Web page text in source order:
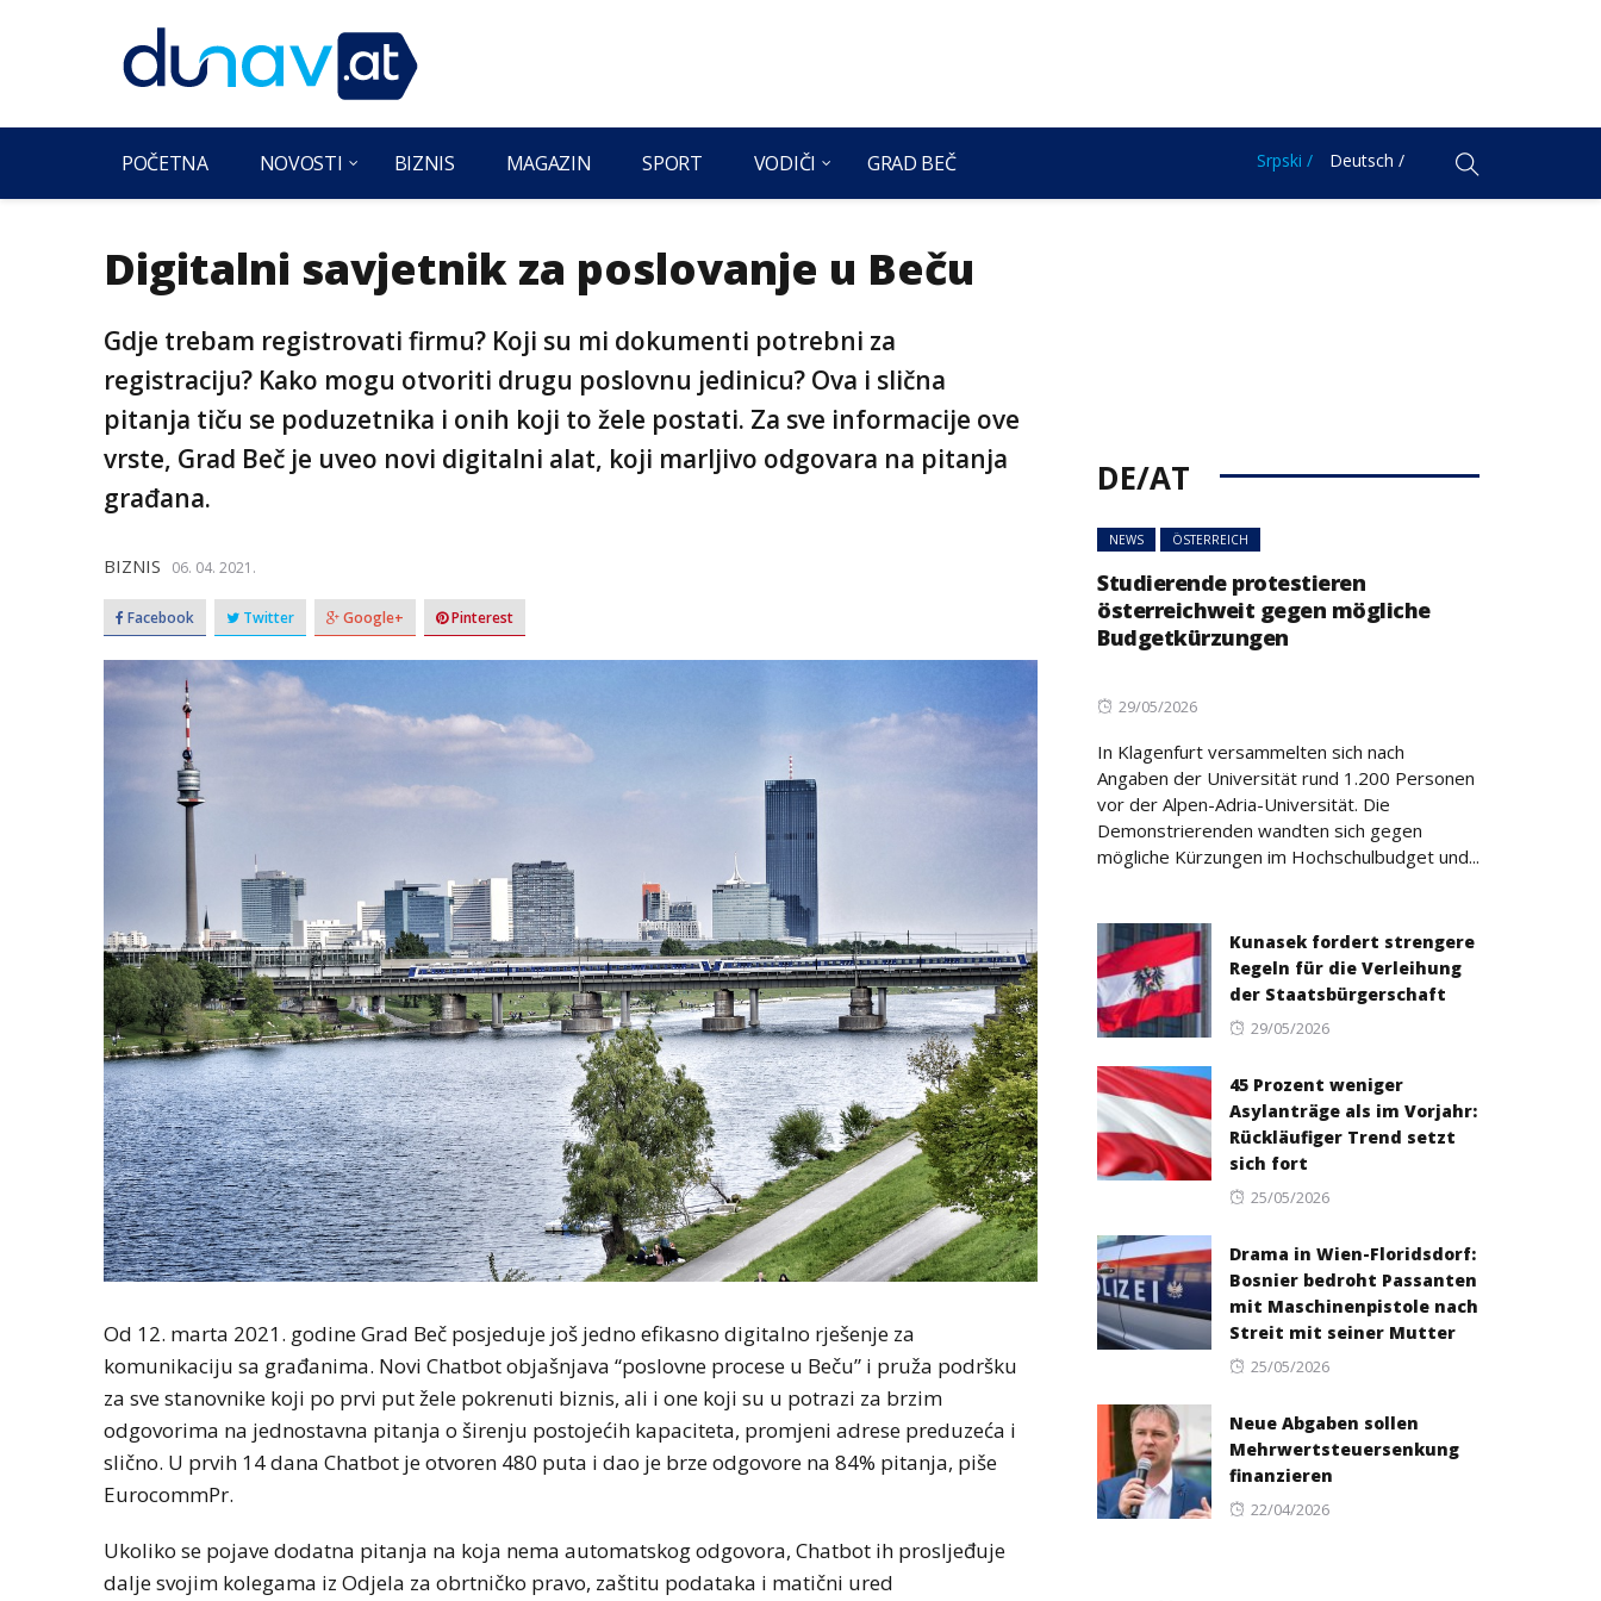
POČETNA NOVOSTI BIZNIS MAGAZIN SPORT VODIČI GRAD BEČ Srpski / Deutsch /
Digitalni savjetnik za poslovanje u Beču
Gdje trebam registrovati firmu? Koji su mi dokumenti potrebni za
registraciju? Kako mogu otvoriti drugu poslovnu jedinicu? Ova i slična
pitanja tiču se poduzetnika i onih koji to žele postati. Za sve informacije ove
vrste, Grad Beč je uveo novi digitalni alat, koji marljivo odgovara na pitanja
građana.
BIZNIS 06. 04. 2021.
Facebook Twitter Google+ Pinterest
Od 12. marta 2021. godine Grad Beč posjeduje još jedno efikasno digitalno rješenje za
komunikaciju sa građanima. Novi Chatbot objašnjava “poslovne procese u Beču” i pruža podršku
za sve stanovnike koji po prvi put žele pokrenuti biznis, ali i one koji su u potrazi za brzim
odgovorima na jednostavna pitanja o širenju postojećih kapaciteta, promjeni adrese preduzeća i
slično. U prvih 14 dana Chatbot je otvoren 480 puta i dao je brze odgovore na 84% pitanja, piše
EurocommPr.
Ukoliko se pojave dodatna pitanja na koja nema automatskog odgovora, Chatbot ih prosljeđuje
dalje svojim kolegama iz Odjela za obrtničko pravo, zaštitu podataka i matični ured
DE/AT
NEWS ÖSTERREICH
Studierende protestieren
österreichweit gegen mögliche
Budgetkürzungen
Posted
29/05/2026
In Klagenfurt versammelten sich nach
Angaben der Universität rund 1.200 Personen
vor der Alpen-Adria-Universität. Die
Demonstrierenden wandten sich gegen
mögliche Kürzungen im Hochschulbudget und...
Kunasek fordert strengere
Regeln für die Verleihung
der Staatsbürgerschaft
Posted
29/05/2026
45 Prozent weniger
Asylanträge als im Vorjahr:
Rückläufiger Trend setzt
sich fort
Posted
25/05/2026
Drama in Wien-Floridsdorf:
Bosnier bedroht Passanten
mit Maschinenpistole nach
Streit mit seiner Mutter
Posted
25/05/2026
Neue Abgaben sollen
Mehrwertsteuersenkung
finanzieren
Posted
22/04/2026